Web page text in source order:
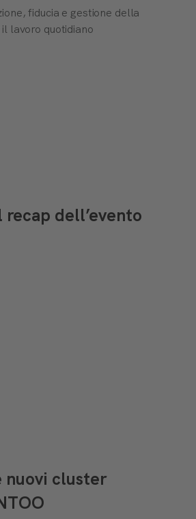
fiducia e gestione della
lavoro quotidiano
dell’evento
nuovi cluster